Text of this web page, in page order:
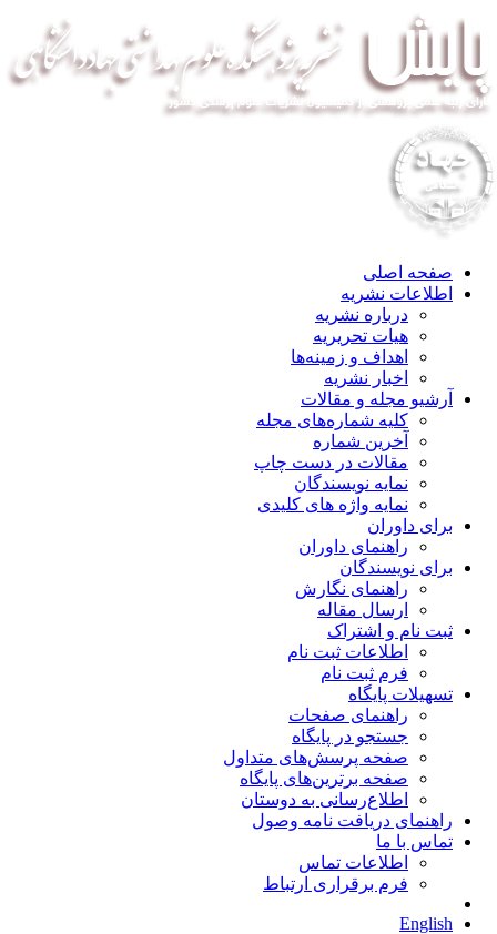
صفحه اصلی
اطلاعات نشریه
درباره نشریه
هیات تحریریه
اهداف و زمینه‌ها
اخبار نشریه
آرشیو مجله و مقالات
کلیه شماره‌های مجله
آخرین شماره
مقالات در دست چاپ
نمایه نویسندگان
نمایه واژه های کلیدی
برای داوران
راهنمای داوران
برای نویسندگان
راهنمای نگارش
ارسال مقاله
ثبت نام و اشتراک
اطلاعات ثبت نام
فرم ثبت نام
تسهیلات پایگاه
راهنمای صفحات
جستجو در پایگاه
صفحه پرسش‌های متداول
صفحه برترین‌های پایگاه
اطلاع‌رسانی به دوستان
راهنمای دریافت نامه وصول
تماس با ما
اطلاعات تماس
فرم برقراری ارتباط
English